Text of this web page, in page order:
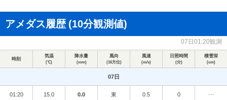
アメダス履歴 (10分観測値)
07日01:20観測
時刻
気温
(℃)
降水量
(mm)
風向
(16方位)
風速
(m/s)
日照時間
(分)
積雪深
(cm)
07日
01:20 15.0 0.0 東 0.5 0 ---